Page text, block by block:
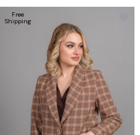
Free
Shipping